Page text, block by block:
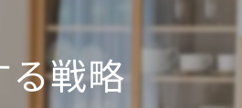
空き家
店舗
る戦略